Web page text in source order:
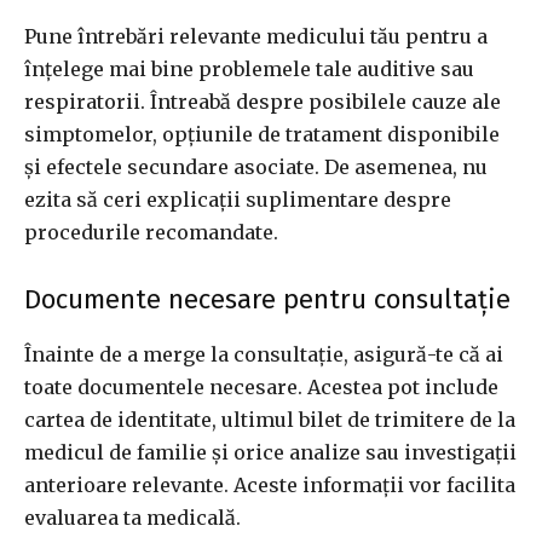
Pune întrebări relevante medicului tău pentru a
înțelege mai bine problemele tale auditive sau
respiratorii. Întreabă despre posibilele cauze ale
simptomelor, opțiunile de tratament disponibile
și efectele secundare asociate. De asemenea, nu
ezita să ceri explicații suplimentare despre
procedurile recomandate.
Documente necesare pentru consultație
Înainte de a merge la consultație, asigură-te că ai
toate documentele necesare. Acestea pot include
cartea de identitate, ultimul bilet de trimitere de la
medicul de familie și orice analize sau investigații
anterioare relevante. Aceste informații vor facilita
evaluarea ta medicală.